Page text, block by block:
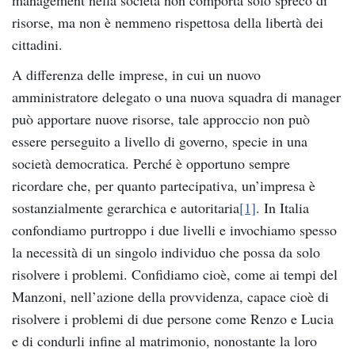
risorse, ma non è nemmeno rispettosa della libertà dei
cittadini.
A differenza delle imprese, in cui un nuovo
amministratore delegato o una nuova squadra di manager
può apportare nuove risorse, tale approccio non può
essere perseguito a livello di governo, specie in una
società democratica. Perché è opportuno sempre
ricordare che, per quanto partecipativa, un’impresa è
sostanzialmente gerarchica e autoritaria[1]. In Italia
confondiamo purtroppo i due livelli e invochiamo spesso
la necessità di un singolo individuo che possa da solo
risolvere i problemi. Confidiamo cioè, come ai tempi del
Manzoni, nell’azione della provvidenza, capace cioè di
risolvere i problemi di due persone come Renzo e Lucia
e di condurli infine al matrimonio, nonostante la loro